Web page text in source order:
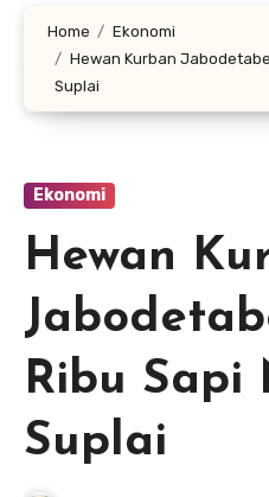
Home
Ekonomi
Hewan Kurban
Suplai
Ekonomi
Hewan
Ribu Sapi
Suplai